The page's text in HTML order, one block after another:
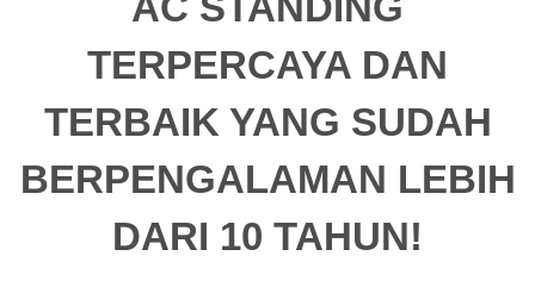
TERPERCAYA DAN
TERBAIK YANG SUDAH
BERPENGALAMAN LEBIH
DARI 10 TAHUN!